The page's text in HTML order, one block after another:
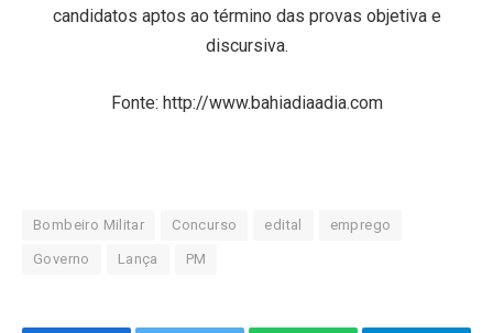
candidatos aptos ao término das provas objetiva e
discursiva.
Fonte: http://www.bahiadiaadia.com
Bombeiro Militar Concurso edital emprego
Governo Lança PM